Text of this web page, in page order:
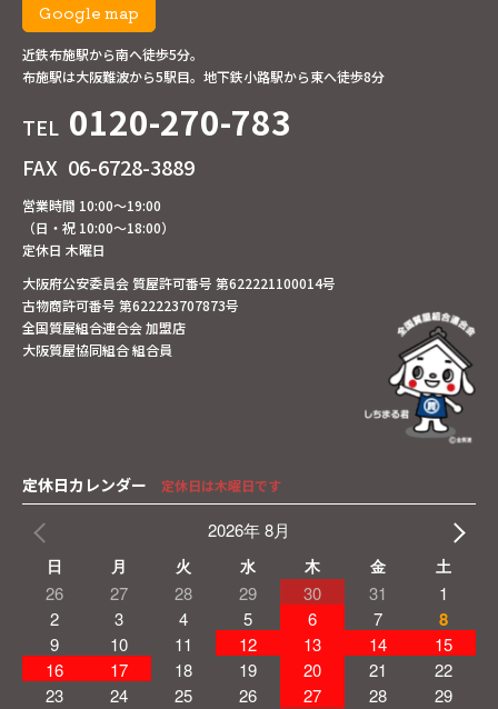
Google map
近鉄布施駅から南へ徒歩5分。
布施駅は大阪難波から5駅目。地下鉄小路駅から東へ徒歩8分
TEL 0120-270-783
FAX 06-6728-3889
営業時間 10:00～19:00
（日・祝 10:00～18:00）
定休日 木曜日
大阪府公安委員会 質屋許可番号 第622221100014号
古物商許可番号 第622223707873号
全国質屋組合連合会 加盟店
大阪質屋協同組合 組合員
定休日カレンダー 定休日は木曜日です
2026年 8月
日 月 火 水 木 金 土
26 27 28 29 30 31
1
2
3 4 5 6 7 8
9 10 11 12 13 14
15
16
17 18 19 20 21
22
23
24 25 26 27 28 29